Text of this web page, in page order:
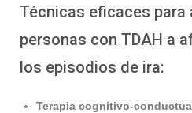
Técnicas eficaces para
personas con TDAH a
los episodios de ira:
Terapia cognitivo-